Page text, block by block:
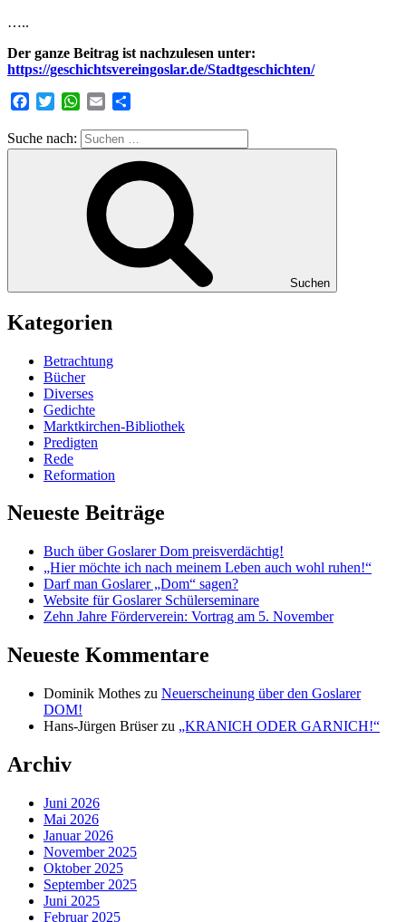
…..
Der ganze Beitrag ist nachzulesen unter:
https://geschichtsvereingoslar.de/Stadtgeschichten/
FacebookTwitterWhatsApp
Email
Suche nach:
Suchen
Kategorien
Betrachtung
Bücher
Diverses
Gedichte
Marktkirchen-Bibliothek
Predigten
Rede
Reformation
Neueste Beiträge
Buch über Goslarer Dom preisverdächtig!
„Hier möchte ich nach meinem Leben auch wohl ruhen!“
Darf man Goslarer „Dom“ sagen?
Website für Goslarer Schülerseminare
Zehn Jahre Förderverein: Vortrag am 5. November
Neueste Kommentare
Dominik Mothes zu Neuerscheinung über den Goslarer
DOM!
Hans-Jürgen Brüserzu „KRANICH ODER GARNICH!“
Archiv
Juni 2026
Mai 2026
Januar 2026
November 2025
Oktober 2025
September 2025
Juni 2025
Februar 2025